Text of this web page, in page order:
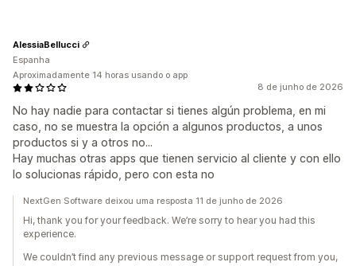
8 de junho de 2026
No hay nadie para contactar si tienes algún problema, en mi
caso, no se muestra la opción a algunos productos, a unos
productos si y a otros no...
Hay muchas otras apps que tienen servicio al cliente y con ello
lo solucionas rápido, pero con esta no
AlessiaBellucci
Espanha
Aproximadamente 14 horas usando o app
NextGen Software deixou uma resposta 11 de junho de 2026
Hi, thank you for your feedback. We’re sorry to hear you had this
experience.
We couldn’t find any previous message or support request from you,